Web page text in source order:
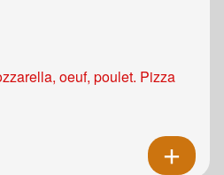
oeuf, poulet. Pizza